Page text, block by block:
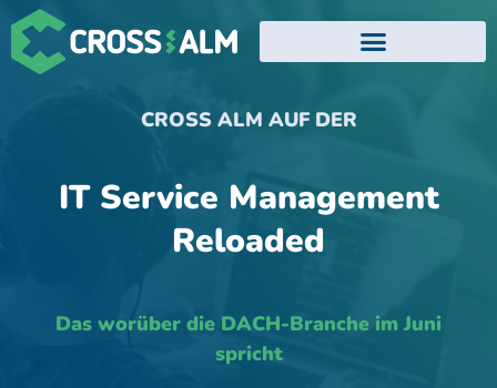
CROSS ALM AUF DER
IT Service Management
Reloaded
Das worüber die DACH-Branche im Juni
spricht